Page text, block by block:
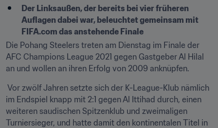
Der Linksaußen, der bereits bei vier früheren
Auflagen dabei war, beleuchtet gemeinsam mit
FIFA.com das anstehende Finale
Die Pohang Steelers treten am Dienstag im Finale der
AFC Champions League 2021 gegen Gastgeber Al Hilal
an und wollen an ihren Erfolg von 2009 anknüpfen.
Vor zwölf Jahren setzte sich der K-League-Klub nämlich
im Endspiel knapp mit 2:1 gegen Al Ittihad durch, einen
weiteren saudischen Spitzenklub und zweimaligen
Turniersieger, und hatte damit den kontinentalen Titel in